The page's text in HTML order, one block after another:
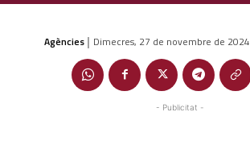
Agències | Dimecres, 27 de novembre de 2024
- Publicitat -